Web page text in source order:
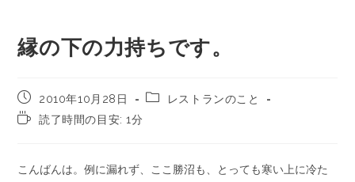
縁の下の力持ちです。
2010年10月28日
レストランのこと
読了時間の目安: 1分
こんばんは。例に漏れず、ここ勝沼も、とっても寒い上に冷た